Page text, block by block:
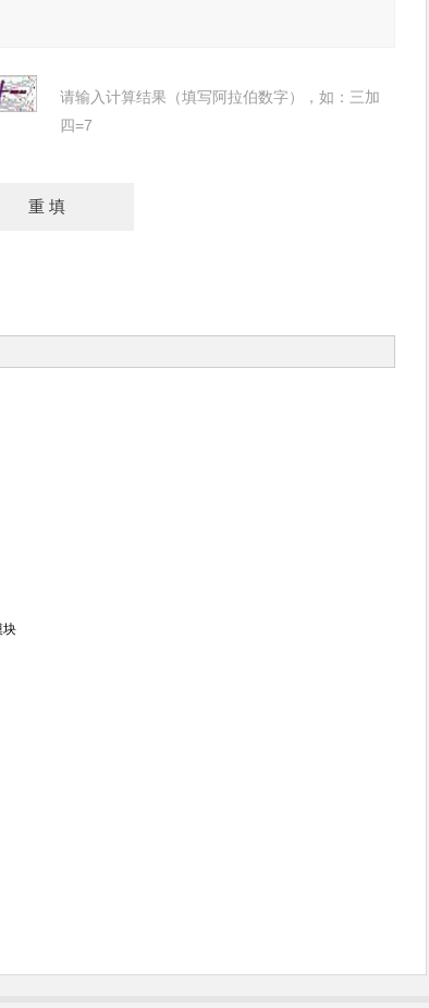
请输入计算结果（填写阿拉伯数字），如：三加
四=7
块